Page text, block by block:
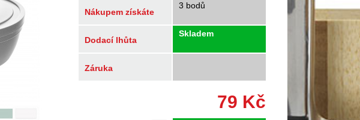
Nákupem získáte
3 bodů
Dodací lhůta
Skladem
Záruka
79 Kč